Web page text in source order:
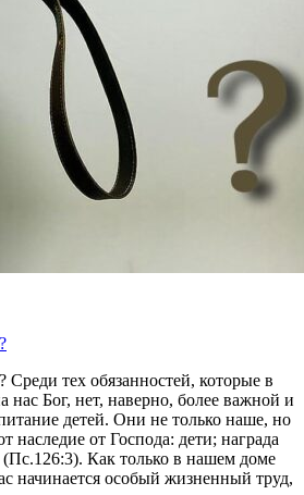
Среди тех обязанностей, которые в
нас Бог, нет, наверно, более важной и
детей. Они не только наше, но
наследие от Господа: дети; награда
Как только в нашем доме
начинается особый жизненный труд,